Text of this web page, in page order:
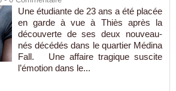
Une étudiante de 23 ans a été placée
en garde à vue à Thiès après la
découverte de ses deux nouveau-
nés décédés dans le quartier Médina
Fall. Une affaire tragique suscite
l’émotion dans le...